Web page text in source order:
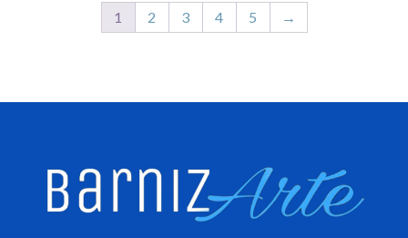
1 2 3 4 5 →